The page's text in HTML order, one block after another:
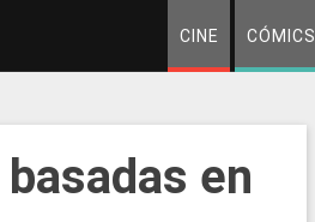
CINE CÓMICS
en